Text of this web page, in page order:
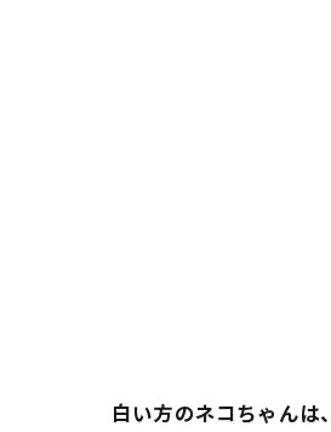
白い方のネコちゃんは、